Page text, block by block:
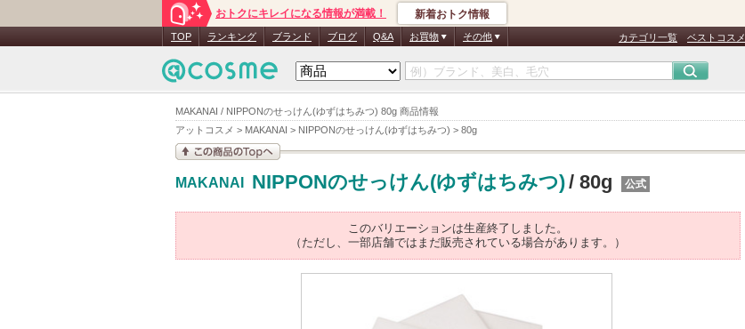
MAKANAI / NIPPONのせっけん(ゆずはちみつ) 80g 商品情報
アットコスメ > MAKANAI > NIPPONのせっけん(ゆずはちみつ) > 80g
おトクにキレイになる情報が満載！ 新着おトク情報
TOP ランキング ブランド ブログ Q&A お買物 その他 カテゴリ一覧 ベストコスメ
MAKANAI NIPPONのせっけん(ゆずはちみつ)/ 80g 公式
このバリエーションは生産終了しました。
（ただし、一部店舗ではまだ販売されている場合があります。）